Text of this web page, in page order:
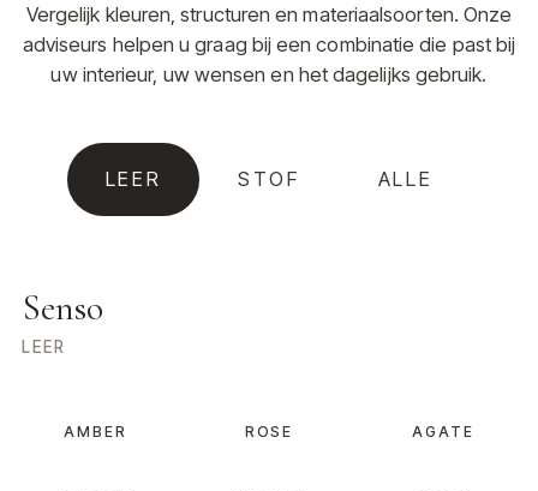
Vergelijk kleuren, structuren en materiaalsoorten. Onze
adviseurs helpen u graag bij een combinatie die past bij
uw interieur, uw wensen en het dagelijks gebruik.
LEER STOF ALLE
Senso
LEER
AMBER ROSE AGATE